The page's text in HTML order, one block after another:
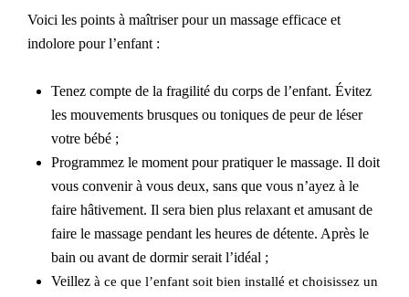
Voici les points à maîtriser pour un massage efficace et
indolore pour l’enfant :
Tenez compte de la fragilité du corps de l’enfant. Évitez
les mouvements brusques ou toniques de peur de léser
votre bébé ;
Programmez le moment pour pratiquer le massage. Il doit
vous convenir à vous deux, sans que vous n’ayez à le
faire hâtivement. Il sera bien plus relaxant et amusant de
faire le massage pendant les heures de détente. Après le
bain ou avant de dormir serait l’idéal ;
Veillez à ce que l’enfant soit bien installé et choisissez un